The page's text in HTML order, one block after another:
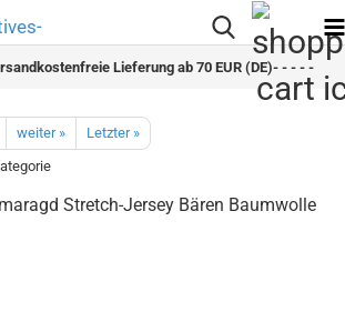
Lieferung ab 70 EUR (DE)- - - - - - - -
weiter »
Letzter »
Stretch-Jersey Bären Baumwolle